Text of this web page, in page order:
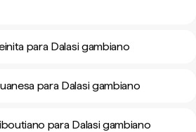
para Dalasi gambiano
para Dalasi gambiano
para Dalasi gambiano